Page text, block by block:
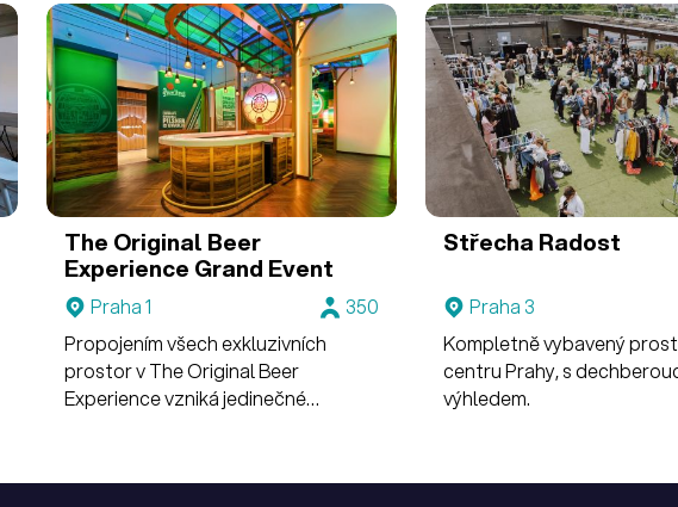
The Original Beer
Experience Grand Event
Praha 1
350
Propojením všech exkluzivních
prostor v The Original Beer
Experience vzniká jedinečné
Střecha Radost
Praha 3
Kompletně vybavený
centru Prahy, s
výhledem.